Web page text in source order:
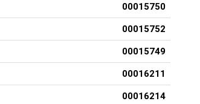
00015750
00015752
00015749
00016211
00016214